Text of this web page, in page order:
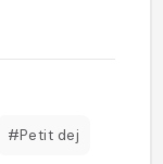
#Petit dej